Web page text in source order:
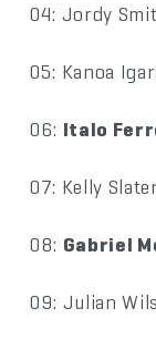
04: Jordy
05: Kanoa
06: Italo
07: Kelly
08: Gabriel
09: Julian